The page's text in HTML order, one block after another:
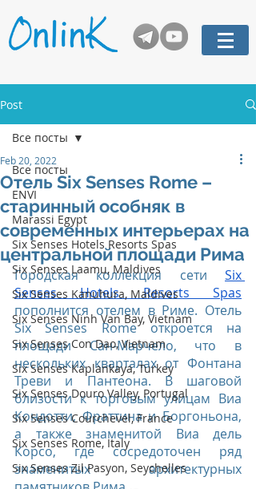
Post
Все посты
ENVI
Marassi Egypt
Six Senses Hotels Resorts Spas
Six Senses Laamu, Maldives
Six Senses Kanuhura, Maldives
Six Senses Ninh Van Bay, Vietnam
Six Senses Con Dao, Vietnam
Six Senses Kaplankaya, Turkey
Six Senses Douro Valley, Portugal
Six Senses Courchevel, France
Six Senses Rome, Italy
Six Senses Zil Pasyon, Seychelles
Все посты
Отель Six Senses Rome –
старинный особняк в
современных интерьерах на
центральной площади Рима
Feb 20, 2022
Городская коллекция сети Six
Senses Hotels Resorts Spas
пополнится отелем в Риме. Отель
Six Senses Rome откроется на
площади Сан-Марчело, что в
нескольких кварталах от Фонтана
Треви и Пантеона. В шаговой
близости к торговым улицам Виа
Кондотти, Фраттина и Боргоньона,
а также знаменитой Виа дель
Корсо, где сосредоточен ряд
знаменитых архитектурных